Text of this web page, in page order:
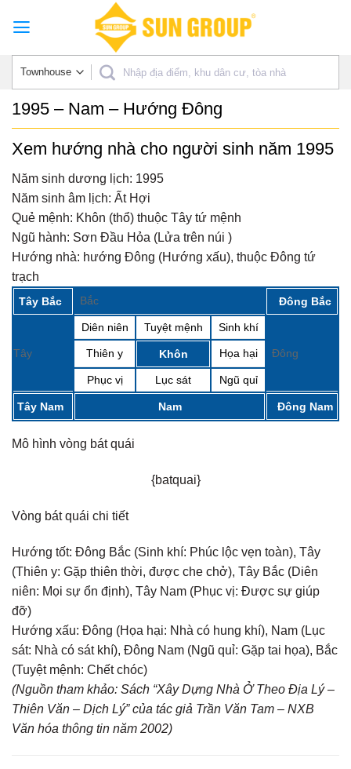
1995 – Nam – Hướng Đông
Xem hướng nhà cho người sinh năm 1995
Năm sinh dương lịch: 1995
Năm sinh âm lịch: Ất Hợi
Quẻ mệnh: Khôn (thổ) thuộc Tây tứ mệnh
Ngũ hành: Sơn Đầu Hỏa (Lửa trên núi )
Hướng nhà: hướng Đông (Hướng xấu), thuộc Đông tứ
trạch
Tây Bắc Bắc Đông Bắc
Tây
Diên niên Tuyệt mệnh Sinh khí
Đông
Thiên y Khôn Họa hại
Phục vị Lục sát Ngũ quỉ
Tây Nam Nam Đông Nam
Mô hình vòng bát quái
{batquai}
Vòng bát quái chi tiết
Hướng tốt: Đông Bắc (Sinh khí: Phúc lộc vẹn toàn), Tây
(Thiên y: Gặp thiên thời, được che chở), Tây Bắc (Diên
niên: Mọi sự ổn định), Tây Nam (Phục vị: Được sự giúp
đỡ)
Hướng xấu: Đông (Họa hại: Nhà có hung khí), Nam (Lục
sát: Nhà có sát khí), Đông Nam (Ngũ quỉ: Gặp tai họa), Bắc
(Tuyệt mệnh: Chết chóc)
(Nguồn tham khảo: Sách “Xây Dựng Nhà Ở Theo Địa Lý –
Thiên Văn – Dịch Lý” của tác giả Trần Văn Tam – NXB
Văn hóa thông tin năm 2002)